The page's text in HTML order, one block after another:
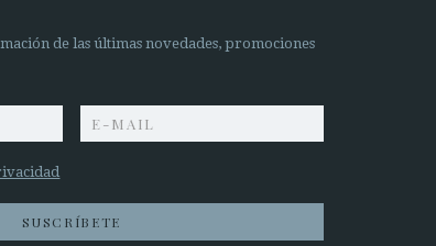
de las últimas novedades, promociones
SUSCRÍBETE